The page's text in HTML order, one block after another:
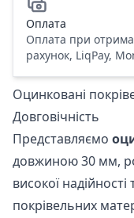
Оплата
Оплата при
рахунок, LiqPay,
Оцинковані
Довговічність
Представляємо
довжиною 30 мм,
високої
покрівельних